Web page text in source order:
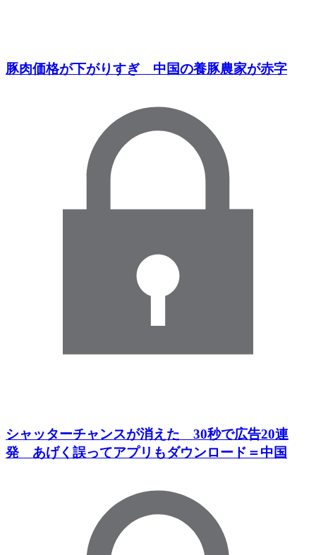
豚肉価格が下がりすぎ 中国の養豚農家が赤字
シャッターチャンスが消えた 30秒で広告20連
発 あげく誤ってアプリもダウンロード＝中国